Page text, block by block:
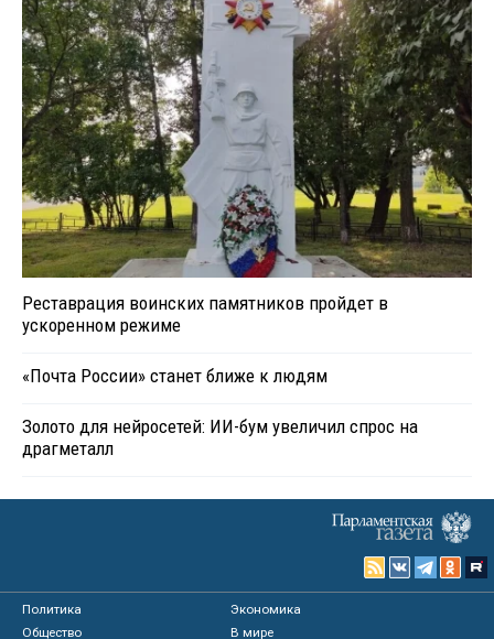
Реставрация воинских памятников пройдет в
ускоренном режиме
«Почта России» станет ближе к людям
Золото для нейросетей: ИИ-бум увеличил спрос на
драгметалл
Политика
Экономика
Общество
В мире